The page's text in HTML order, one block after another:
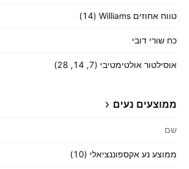
טווח אחוזים Williams ‏(14)
כח שורי דובי
אוסילטור אולטימטיבי (7, 14, 28)
ממוצעים נעים
שם
ממוצע נע אקספוננציאלי (10)